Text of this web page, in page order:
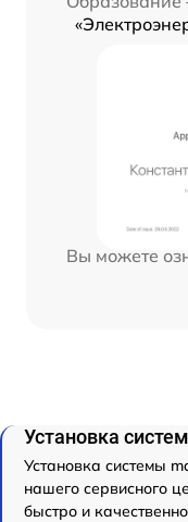
Вы можете
Установка
Установка системы
нашего сервисного
быстро и